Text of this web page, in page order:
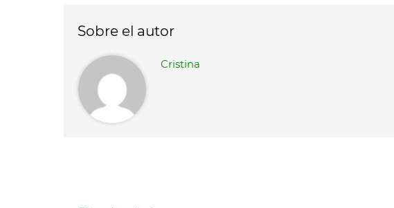
Sobre el autor
Cristina